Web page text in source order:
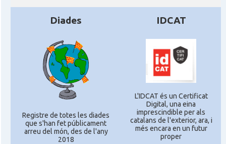
Diades
Registre de totes les diades
que s'han fet públicament
arreu del món, des de l'any
2018
IDCAT
L'IDCAT és un Certificat
Digital, una eina
imprescindible per als
catalans de l'exterior, ara, i
més encara en un futur
proper